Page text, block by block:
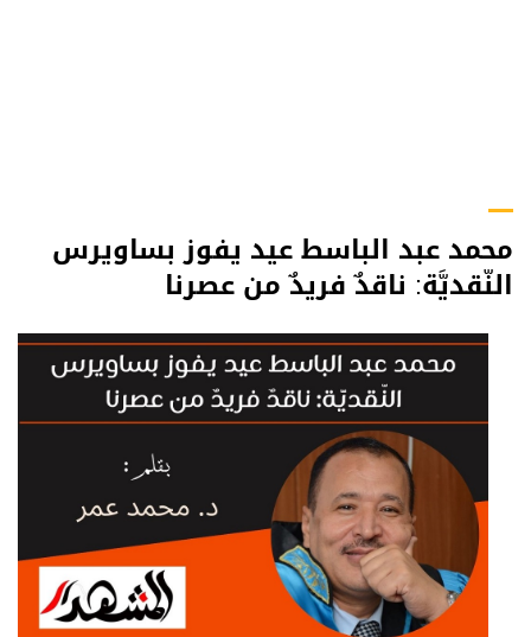
محمد عبد الباسط عيد يفوز بساويرس
النّقديَّة: ناقدٌ فريدٌ من عصرنا